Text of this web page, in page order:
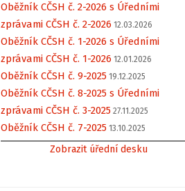
Oběžník CČSH č. 2-2026 s Úředními
zprávami CČSH č. 2-2026 12.03.2026
Oběžník CČSH č. 1-2026 s Úředními
zprávami CČSH č. 1-2026 12.01.2026
Oběžník CČSH č. 9-2025 19.12.2025
Oběžník CČSH č. 8-2025 s Úředními
zprávami CČSH č. 3-2025 27.11.2025
Oběžník CČSH č. 7-2025 13.10.2025
Zobrazit úřední desku